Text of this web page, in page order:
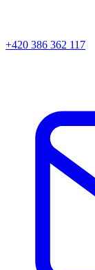
+420 386 362 117